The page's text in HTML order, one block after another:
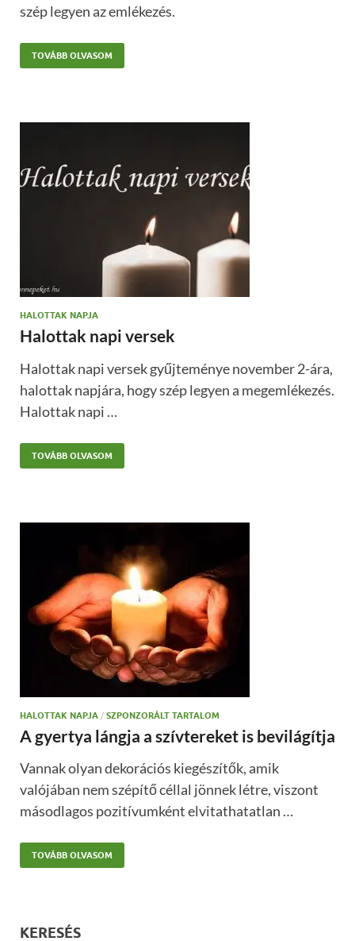
szép legyen az emlékezés.
TOVÁBB OLVASOM
HALOTTAK NAPJA
Halottak napi versek
Halottak napi versek gyűjteménye november 2-ára,
halottak napjára, hogy szép legyen a megemlékezés.
Halottak napi …
TOVÁBB OLVASOM
HALOTTAK NAPJA / SZPONZORÁLT TARTALOM
A gyertya lángja a szívtereket is bevilágítja
Vannak olyan dekorációs kiegészítők, amik
valójában nem szépítő céllal jönnek létre, viszont
másodlagos pozitívumként elvitathatatlan …
TOVÁBB OLVASOM
KERESÉS